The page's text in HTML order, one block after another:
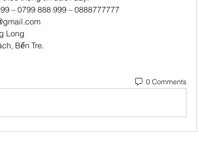
– 0799 888 999 – 0888777777
Long
Bến Tre.
0 Comments